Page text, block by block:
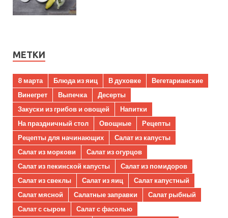
МЕТКИ
8 марта Блюда из яиц В духовке
Вегетарианские
Винегрет
Выпечка
Десерты
Закуски из грибов и овощей
Напитки
На праздничный стол
Овощные
Рецепты
Рецепты для начинающих
Салат из капусты
Салат из моркови
Салат из огурцов
Салат из пекинской капусты
Салат из помидоров
Салат из свеклы
Салат из яиц
Салат капустный
Салат мясной
Салатные заправки
Салат рыбный
Салат с сыром
Салат с фасолью